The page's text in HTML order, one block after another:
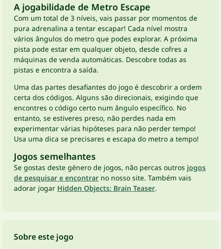
A jogabilidade de Metro Escape
Com um total de 3 níveis, vais passar por momentos de
pura adrenalina a tentar escapar! Cada nível mostra
vários ângulos do metro que podes explorar. A próxima
pista pode estar em qualquer objeto, desde cofres a
máquinas de venda automáticas. Descobre todas as
pistas e encontra a saída.
Uma das partes desafiantes do jogo é descobrir a ordem
certa dos códigos. Alguns são direcionais, exigindo que
encontres o código certo num ângulo específico. No
entanto, se estiveres preso, não perdes nada em
experimentar várias hipóteses para não perder tempo!
Usa uma dica se precisares e escapa do metro a tempo!
Jogos semelhantes
Se gostas deste género de jogos, não percas outros jogos
de pesquisar e encontrar no nosso site. Também vais
adorar jogar Hidden Objects: Brain Teaser.
Sobre este jogo